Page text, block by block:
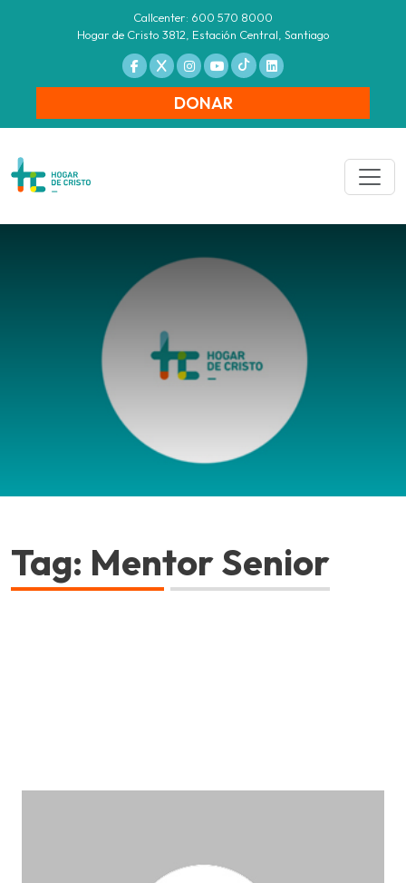
Callcenter: 600 570 8000
Hogar de Cristo 3812, Estación Central, Santiago
DONAR
Tag: Mentor Senior